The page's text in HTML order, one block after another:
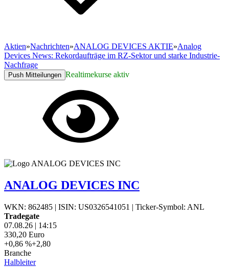
Aktien»Nachrichten»ANALOG DEVICES AKTIE»Analog
Devices News: Rekordaufträge im RZ-Sektor und starke Industrie-
Nachfrage
Push Mitteilungen Realtimekurse aktiv
ANALOG DEVICES INC
WKN: 862485 | ISIN: US0326541051 | Ticker-Symbol: ANL
Tradegate
07.08.26 | 14:15
330,20 Euro
+0,86 %+2,80
Branche
Halbleiter